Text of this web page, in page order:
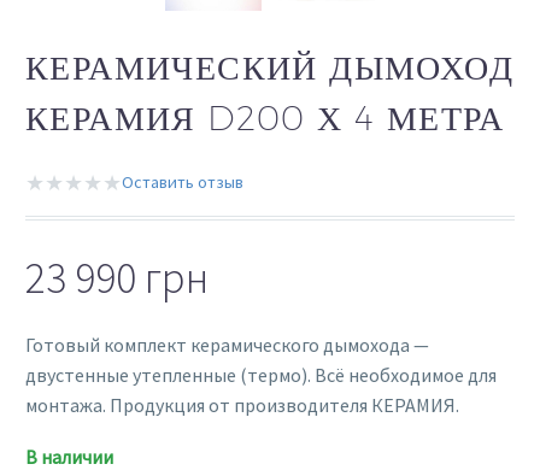
КЕРАМИЧЕСКИЙ ДЫМОХОД
КЕРАМИЯ D200 Х 4 МЕТРА
★★★★★Оставить отзыв
23 990 грн
Готовый комплект керамического дымохода —
двустенные утепленные (термо). Всё необходимое для
монтажа. Продукция от производителя КЕРАМИЯ.
В наличии